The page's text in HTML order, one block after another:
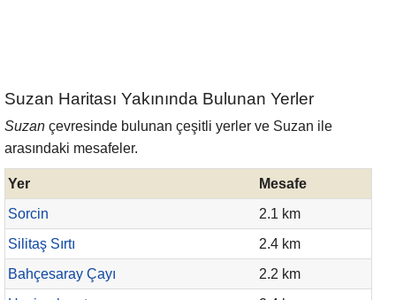
Suzan Haritası Yakınında Bulunan Yerler
Suzan çevresinde bulunan çeşitli yerler ve Suzan ile
arasındaki mesafeler.
Yer
Mesafe
Sorcin
2.1 km
Silitaş Sırtı
2.4 km
Bahçesaray Çayı
2.2 km